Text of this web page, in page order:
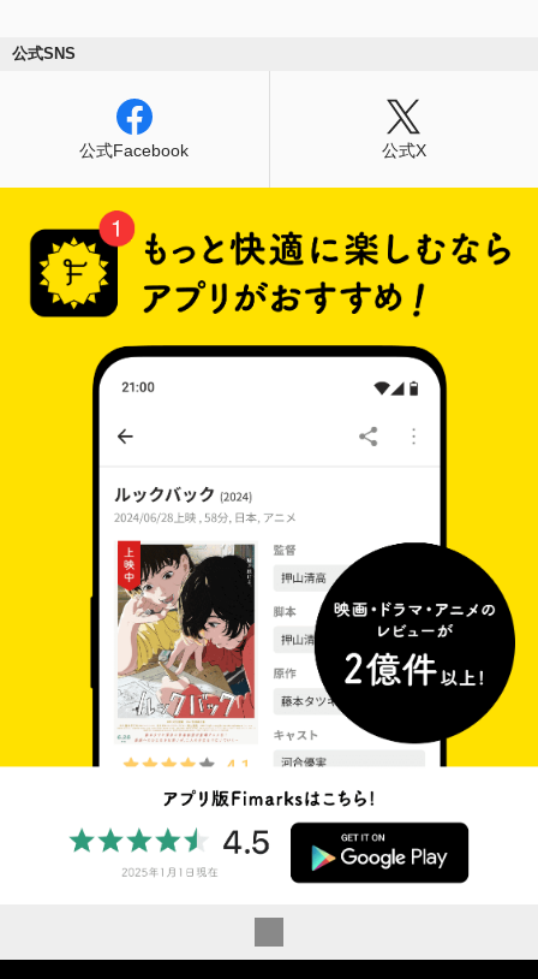
公式SNS
公式Facebook 公式X